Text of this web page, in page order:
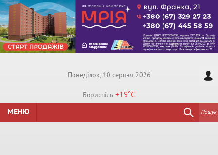
Понедiлок, 10 серпня 2026
Бориспiль +19°C
МЕНЮ
Пошук